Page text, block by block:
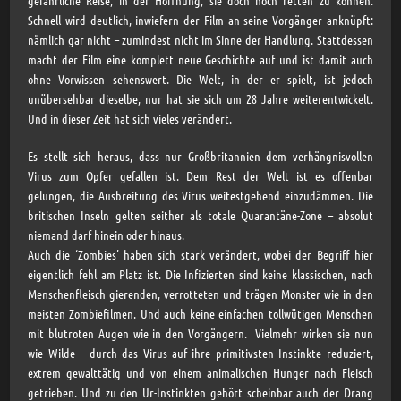
Schnell wird deutlich, inwiefern der Film an seine Vorgänger anknüpft:
nämlich gar nicht – zumindest nicht im Sinne der Handlung. Stattdessen
macht der Film eine komplett neue Geschichte auf und ist damit auch
ohne Vorwissen sehenswert. Die Welt, in der er spielt, ist jedoch
unübersehbar dieselbe, nur hat sie sich um 28 Jahre weiterentwickelt.
Und in dieser Zeit hat sich vieles verändert.
Es stellt sich heraus, dass nur Großbritannien dem verhängnisvollen
Virus zum Opfer gefallen ist. Dem Rest der Welt ist es offenbar
gelungen, die Ausbreitung des Virus weitestgehend einzudämmen. Die
britischen Inseln gelten seither als totale Quarantäne-Zone – absolut
niemand darf hinein oder hinaus.
Auch die ‘Zombies’ haben sich stark verändert, wobei der Begriff hier
eigentlich fehl am Platz ist. Die Infizierten sind keine klassischen, nach
Menschenfleisch gierenden, verrotteten und trägen Monster wie in den
meisten Zombiefilmen. Und auch keine einfachen tollwütigen Menschen
mit blutroten Augen wie in den Vorgängern. Vielmehr wirken sie nun
wie Wilde – durch das Virus auf ihre primitivsten Instinkte reduziert,
extrem gewalttätig und von einem animalischen Hunger nach Fleisch
getrieben. Und zu den Ur-Instinkten gehört scheinbar auch der Drang